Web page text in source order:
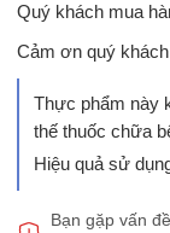
Quý khách mua
Cảm ơn quý
Thực phẩm này
thế thuốc chữa
Hiệu quả sử
Bạn gặp vấn